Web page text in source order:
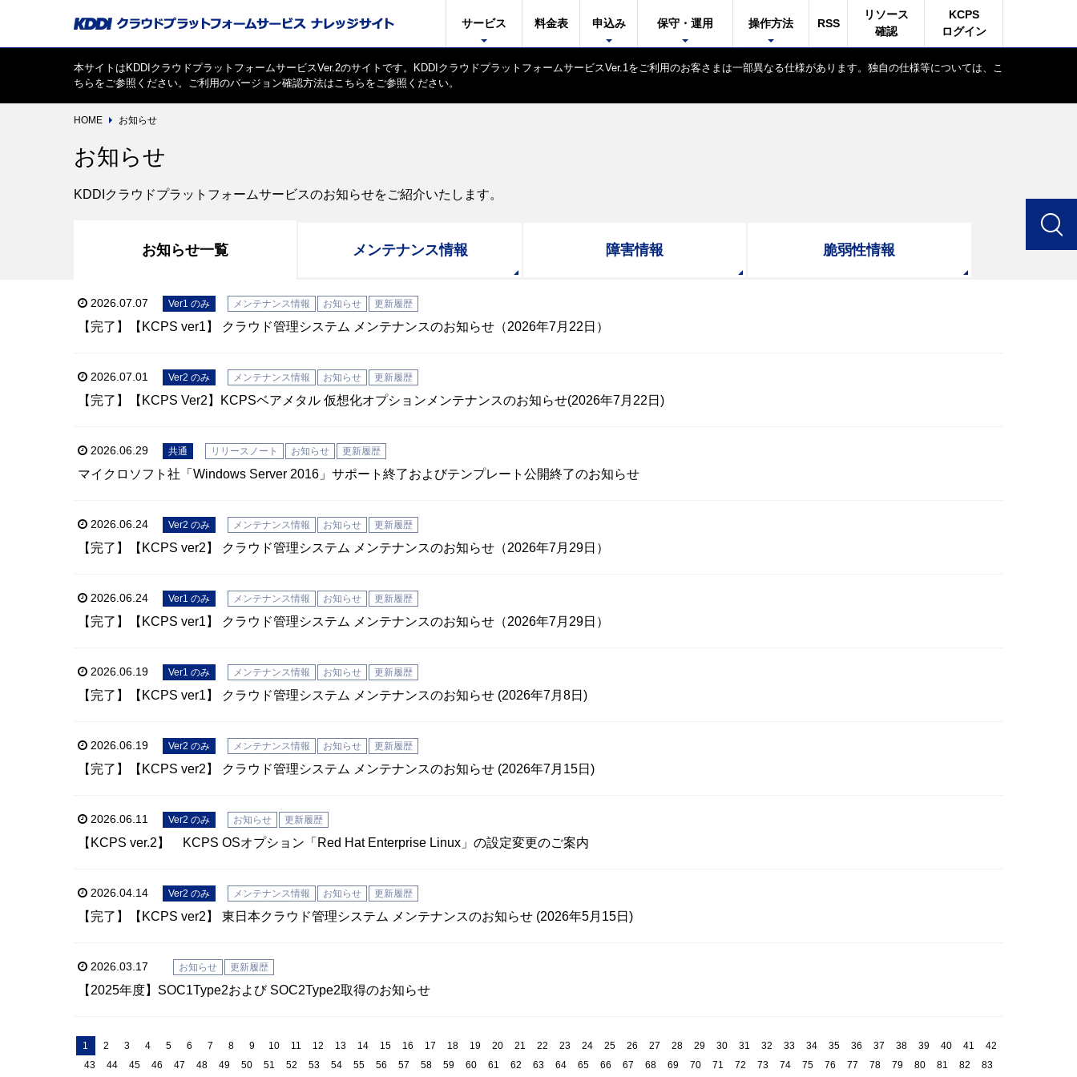
サービス 料金表 申込み 保守・運用 操作方法 RSS
リソース
確認
KCPS
ログイン
本サイトはKDDIクラウドプラットフォームサービスVer.2のサイトです。 KDDIクラウドプラットフォームサービスVer.1をご利用のお客さまは一部異なる仕様があります。独自の仕様等については、 こ
ちら をご参照ください。ご利用のバージョン確認方法はこちら をご参照ください。
HOME お知らせ
お知らせ
KDDIクラウドプラットフォームサービスのお知らせをご紹介いたします。
お知らせ一覧 メンテナンス情報 障害情報 脆弱性情報
2026.07.07 Ver1 のみ メンテナンス情報 お知らせ 更新履歴
【完了】【KCPS ver1】 クラウド管理システム メンテナンスのお知らせ（2026年7月22日）
2026.07.01 Ver2 のみ メンテナンス情報 お知らせ 更新履歴
【完了】【KCPS Ver2】KCPSベアメタル 仮想化オプションメンテナンスのお知らせ(2026年7月22日)
2026.06.29 共通 リリースノート お知らせ 更新履歴
マイクロソフト社「Windows Server 2016」サポート終了およびテンプレート公開終了のお知らせ
2026.06.24 Ver2 のみ メンテナンス情報 お知らせ 更新履歴
【完了】【KCPS ver2】 クラウド管理システム メンテナンスのお知らせ（2026年7月29日）
2026.06.24 Ver1 のみ メンテナンス情報 お知らせ 更新履歴
【完了】【KCPS ver1】 クラウド管理システム メンテナンスのお知らせ（2026年7月29日）
2026.06.19 Ver1 のみ メンテナンス情報 お知らせ 更新履歴
【完了】【KCPS ver1】 クラウド管理システム メンテナンスのお知らせ (2026年7月8日)
2026.06.19 Ver2 のみ メンテナンス情報 お知らせ 更新履歴
【完了】【KCPS ver2】 クラウド管理システム メンテナンスのお知らせ (2026年7月15日)
2026.06.11 Ver2 のみ お知らせ 更新履歴
【KCPS ver.2】 KCPS OSオプション「Red Hat Enterprise Linux」の設定変更のご案内
2026.04.14 Ver2 のみ メンテナンス情報 お知らせ 更新履歴
【完了】【KCPS ver2】 東日本クラウド管理システム メンテナンスのお知らせ (2026年5月15日)
2026.03.17 お知らせ 更新履歴
【2025年度】SOC1Type2および SOC2Type2取得のお知らせ
1 2 3 4 5 6 7 8 9 10 11 12 13 14 15 16 17 18 19 20 21 22 23 24 25 26 27 28 29 30 31 32 33 34 35 36 37 38 39 40 41
42
43
44 45 46 47 48 49 50 51 52 53 54 55 56 57 58 59 60 61 62 63 64 65 66 67 68 69 70 71 72 73 74 75 76 77 78 79 80 81 82 83